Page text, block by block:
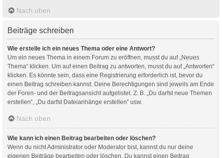
Nach oben
Beiträge schreiben
Wie erstelle ich ein neues Thema oder eine Antwort?
Um ein neues Thema in einem Forum zu eröffnen, musst du auf „Neues
Thema“ klicken. Um auf einen Beitrag zu antworten, musst du auf „Antworten“
klicken. Es könnte sein, dass eine Registrierung erforderlich ist, bevor du
einen Beitrag schreiben kannst. Deine Berechtigungen sind jeweils am Ende
der Foren- und der Beitragsansicht aufgelistet. Z. B. „Du darfst neue Themen
erstellen“, „Du darfst Dateianhänge erstellen“ usw.
Nach oben
Wie kann ich einen Beitrag bearbeiten oder löschen?
Wenn du nicht Administrator oder Moderator bist, kannst du nur deine
eigenen Beiträge bearbeiten oder löschen. Du kannst einen Beitrag